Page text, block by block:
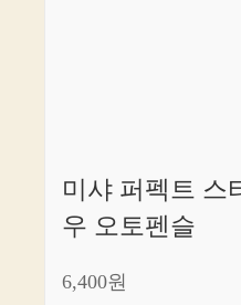
미샤 퍼펙트 스
우 오토펜슬
6,400원